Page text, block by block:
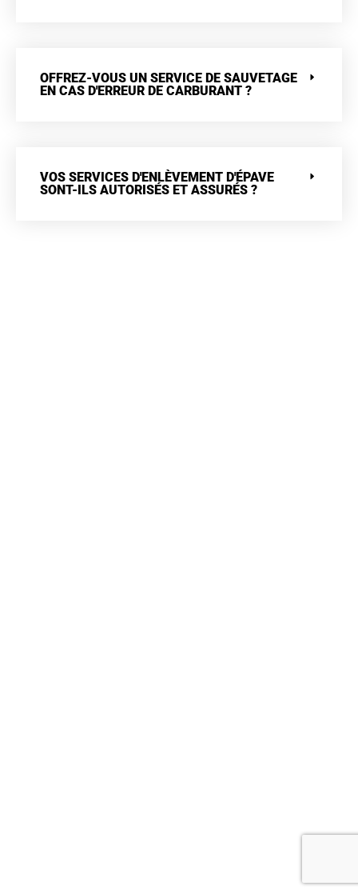
OFFREZ-VOUS UN SERVICE DE SAUVETAGE
EN CAS D'ERREUR DE CARBURANT ?
VOS SERVICES D'ENLÈVEMENT D'ÉPAVE
SONT-ILS AUTORISÉS ET ASSURÉS ?